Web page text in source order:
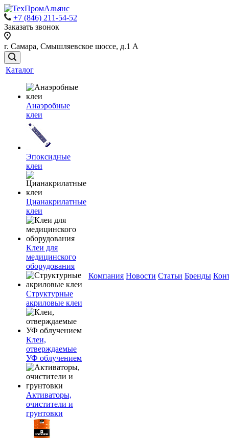
+7 (846) 211-54-52
Заказать звонок
г. Самара, Смышляевское шоссе, д.1 А
Каталог
Анаэробные
клеи
Эпоксидные
клеи
Цианакрилатные
клеи
Клеи для
медицинского
оборудования
Структурные
акриловые клеи
Клеи,
отверждаемые
УФ облучением
Активаторы,
очистители и
грунтовки
Компания Новости Статьи Бренды